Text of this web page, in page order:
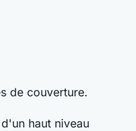
de couverture.
haut niveau